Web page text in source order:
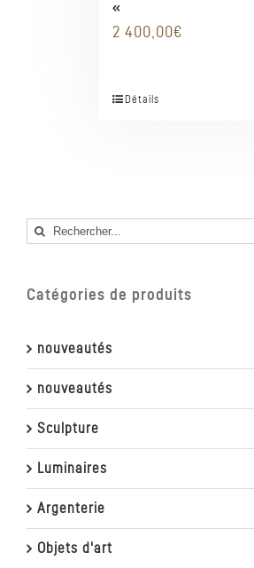
«
2 400,00€
Détails
Rechercher
Catégories de produits
nouveautés
nouveautés
Sculpture
Luminaires
Argenterie
Objets d'art